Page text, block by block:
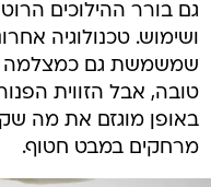
גם בורר ההילוכים
ושימוש. טכנולוגיה
שמשמשת גם כמצלמה
טובה, אבל הזווית
באופן מוגזם את מה
מרחקים במבט חטוף.